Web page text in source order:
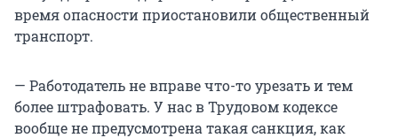
вследствие нарушения требований охраны
труда до устранения такой опасности, за
федеральными законами».
время опасности приостановили общественный
транспорт.
— Работодатель не вправе что-то урезать и тем
более штрафовать. У нас в Трудовом кодексе
вообще не предусмотрена такая санкция, как